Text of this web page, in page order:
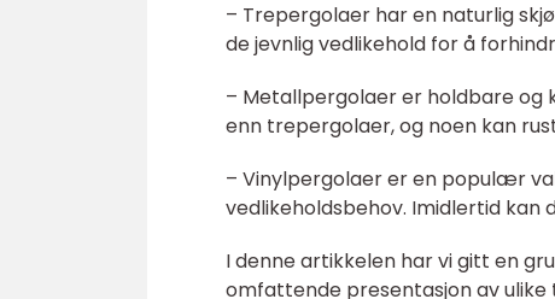
– Trepergolaer har en naturlig
de jevnlig vedlikehold for å
– Metallpergolaer er holdbare
enn trepergolaer, og noen kan
– Vinylpergolaer er en populær
vedlikeholdsbehov. Imidlertid
I denne artikkelen har vi gitt en
omfattende presentasjon av